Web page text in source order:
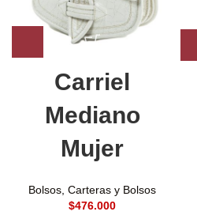
Carriel
Mediano
Mujer
Bolsos Carteras y Bolsos
$